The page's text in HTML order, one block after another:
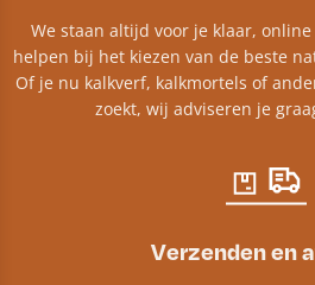
We staan altijd voor je klaar,
helpen bij het kiezen van de beste
Of je nu kalkverf, kalkmortels of
zoekt, wij adviseren je
Verzenden en